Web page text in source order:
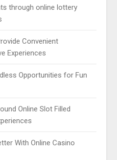
through online lottery
Convenient
Experiences
Opportunities for Fun
Online Slot Filled
With Online Casino